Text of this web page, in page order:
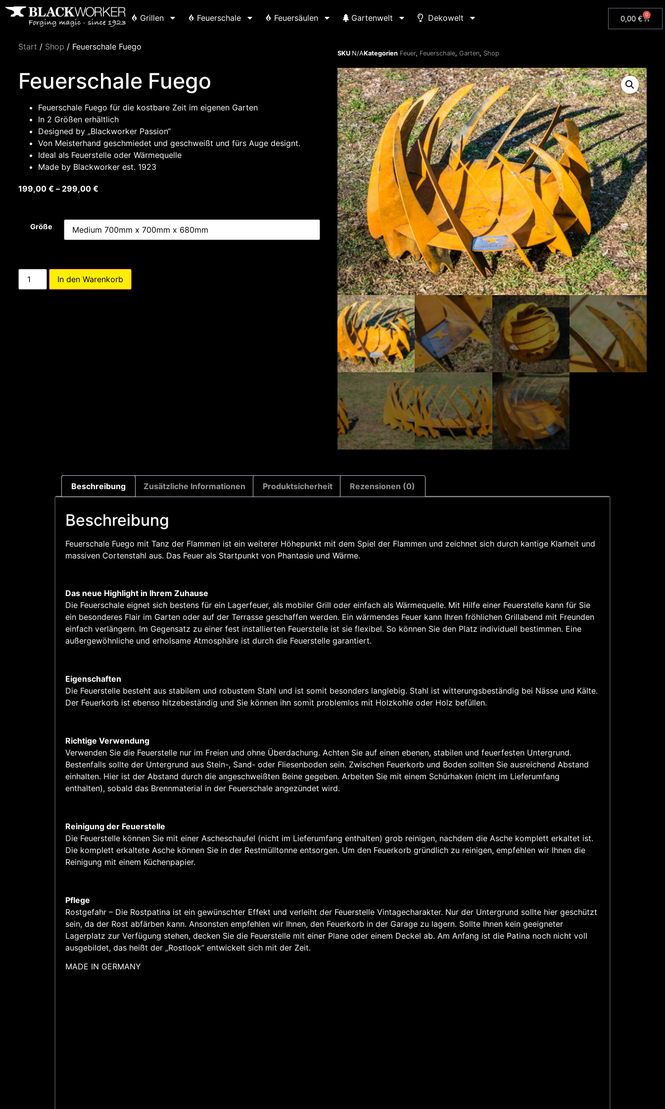
Grillen Feuerschale Feuersäulen Gartenwelt Dekowelt 0,00€ 0
Start / Shop / Feuerschale Fuego
Feuerschale Fuego
Feuerschale Fuego für die kostbare Zeit im eigenen Garten
In 2 Größen erhältlich
Designed by „Blackworker Passion“
Von Meisterhand geschmiedet und geschweißt und fürs Auge designt.
Ideal als Feuerstelle oder Wärmequelle
Made by Blackworker est. 1923
199,00 € – 299,00 €
Größe
In den Warenkorb
SKU N/AKategorien Feuer, Feuerschale, Garten, Shop
Beschreibung Zusätzliche Informationen Produktsicherheit Rezensionen (0)
Beschreibung
Feuerschale Fuego mit Tanz der Flammen ist ein weiterer Höhepunkt mit dem Spiel der Flammen und zeichnet sich durch kantige Klarheit und
massiven Cortenstahl aus. Das Feuer als Startpunkt von Phantasie und Wärme.
Das neue Highlight in Ihrem Zuhause
Die Feuerschale eignet sich bestens für ein Lagerfeuer, als mobiler Grill oder einfach als Wärmequelle. Mit Hilfe einer Feuerstelle kann für Sie
ein besonderes Flair im Garten oder auf der Terrasse geschaffen werden. Ein wärmendes Feuer kann Ihren fröhlichen Grillabend mit Freunden
einfach verlängern. Im Gegensatz zu einer fest installierten Feuerstelle ist sie flexibel. So können Sie den Platz individuell bestimmen. Eine
außergewöhnliche und erholsame Atmosphäre ist durch die Feuerstelle garantiert.
Eigenschaften
Die Feuerstelle besteht aus stabilem und robustem Stahl und ist somit besonders langlebig. Stahl ist witterungsbeständig bei Nässe und Kälte.
Der Feuerkorb ist ebenso hitzebeständig und Sie können ihn somit problemlos mit Holzkohle oder Holz befüllen.
Richtige Verwendung
Verwenden Sie die Feuerstelle nur im Freien und ohne Überdachung. Achten Sie auf einen ebenen, stabilen und feuerfesten Untergrund.
Bestenfalls sollte der Untergrund aus Stein-, Sand- oder Fliesenboden sein. Zwischen Feuerkorb und Boden sollten Sie ausreichend Abstand
einhalten. Hier ist der Abstand durch die angeschweißten Beine gegeben. Arbeiten Sie mit einem Schürhaken (nicht im Lieferumfang
enthalten), sobald das Brennmaterial in der Feuerschale angezündet wird.
Reinigung der Feuerstelle
Die Feuerstelle können Sie mit einer Ascheschaufel (nicht im Lieferumfang enthalten) grob reinigen, nachdem die Asche komplett erkaltet ist.
Die komplett erkaltete Asche können Sie in der Restmülltonne entsorgen. Um den Feuerkorb gründlich zu reinigen, empfehlen wir Ihnen die
Reinigung mit einem Küchenpapier.
Pflege
Rostgefahr – Die Rostpatina ist ein gewünschter Effekt und verleiht der Feuerstelle Vintagecharakter. Nur der Untergrund sollte hier geschützt
sein, da der Rost abfärben kann. Ansonsten empfehlen wir Ihnen, den Feuerkorb in der Garage zu lagern. Sollte Ihnen kein geeigneter
Lagerplatz zur Verfügung stehen, decken Sie die Feuerstelle mit einer Plane oder einem Deckel ab. Am Anfang ist die Patina noch nicht voll
ausgebildet, das heißt der „Rostlook“ entwickelt sich mit der Zeit.
MADE IN GERMANY